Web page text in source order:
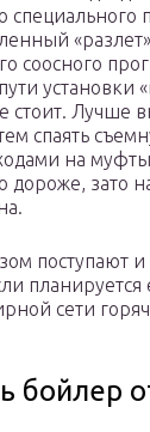
соосного
установки
стоит. Лучше
спаять
на
дороже, зато
поступают
сети
бойлер